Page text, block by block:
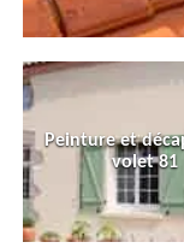
Peinture et
volet 81